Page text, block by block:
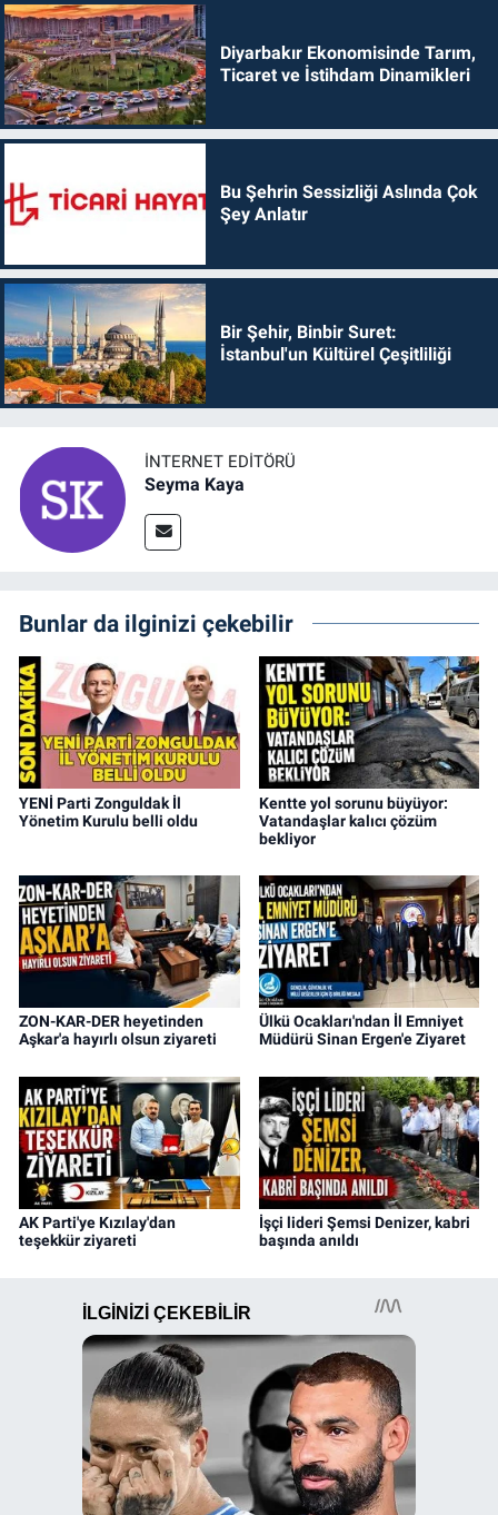
Diyarbakır Ekonomisinde Tarım,
Ticaret ve İstihdam Dinamikleri
Bu Şehrin Sessizliği Aslında Çok
Şey Anlatır
Bir Şehir, Binbir Suret:
İstanbul'un Kültürel Çeşitliliği
İNTERNET EDITÖRÜ
Seyma Kaya
Bunlar da ilginizi çekebilir
YENİ Parti Zonguldak İl
Yönetim Kurulu belli oldu
Kentte yol sorunu büyüyor:
Vatandaşlar kalıcı çözüm
bekliyor
ZON-KAR-DER heyetinden
Aşkar'a hayırlı olsun ziyareti
Ülkü Ocakları'ndan İl Emniyet
Müdürü Sinan Ergen'e Ziyaret
AK Parti'ye Kızılay'dan
teşekkür ziyareti
İşçi lideri Şemsi Denizer, kabri
başında anıldı